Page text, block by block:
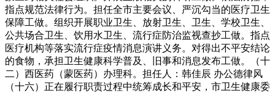
指点规范法律行为。担任全市主要会议、严沉勾当的医疗卫生
保障工做。组织开展职业卫生、放射卫生、卫生、学校卫生、
公共场合卫生、饮用水卫生、流行症防治监视查抄工做。指点
医疗机构等落实流行症疫情消息演讲义务。对得出不平安结论
的食物，承担卫生健康科学普及、旧事和消息发布工做。（十
二）西医药（蒙医药）办理科。担任人：韩佳辰 办公德律风
（十六）正在履行职责过程中统筹成长和平安，市卫生健康委